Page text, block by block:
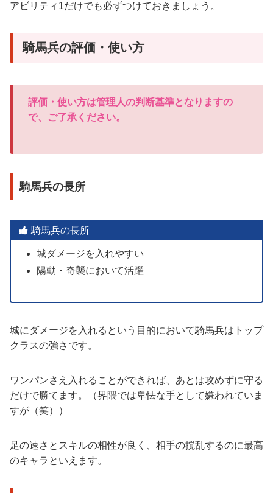
アビリティ1だけでも必ずつけておきましょう。
騎馬兵の評価・使い方
評価・使い方は管理人の判断基準となりますの
で、ご了承ください。
騎馬兵の長所
騎馬兵の長所
城ダメージを入れやすい
陽動・奇襲において活躍
城にダメージを入れるという目的において騎馬兵はトップ
クラスの強さです。
ワンパンさえ入れることができれば、あとは攻めずに守る
だけで勝てます。（界隈では卑怯な手として嫌われていま
すが（笑））
足の速さとスキルの相性が良く、相手の撹乱するのに最高
のキャラといえます。